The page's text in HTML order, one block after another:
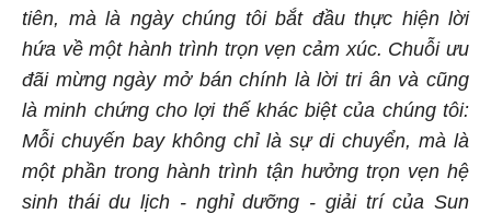
tiên, mà là ngày chúng tôi bắt đầu thực hiện lời
hứa về một hành trình trọn vẹn cảm xúc. Chuỗi ưu
đãi mừng ngày mở bán chính là lời tri ân và cũng
là minh chứng cho lợi thế khác biệt của chúng tôi:
Mỗi chuyến bay không chỉ là sự di chuyển, mà là
một phần trong hành trình tận hưởng trọn vẹn hệ
sinh thái du lịch - nghỉ dưỡng - giải trí của Sun